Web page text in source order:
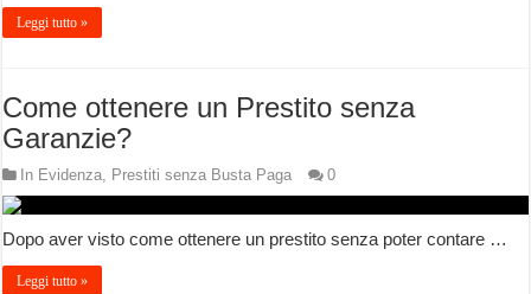
Leggi tutto »
Come ottenere un Prestito senza
Garanzie?
In Evidenza, Prestiti senza Busta Paga 0
Dopo aver visto come ottenere un prestito senza poter contare …
Leggi tutto »